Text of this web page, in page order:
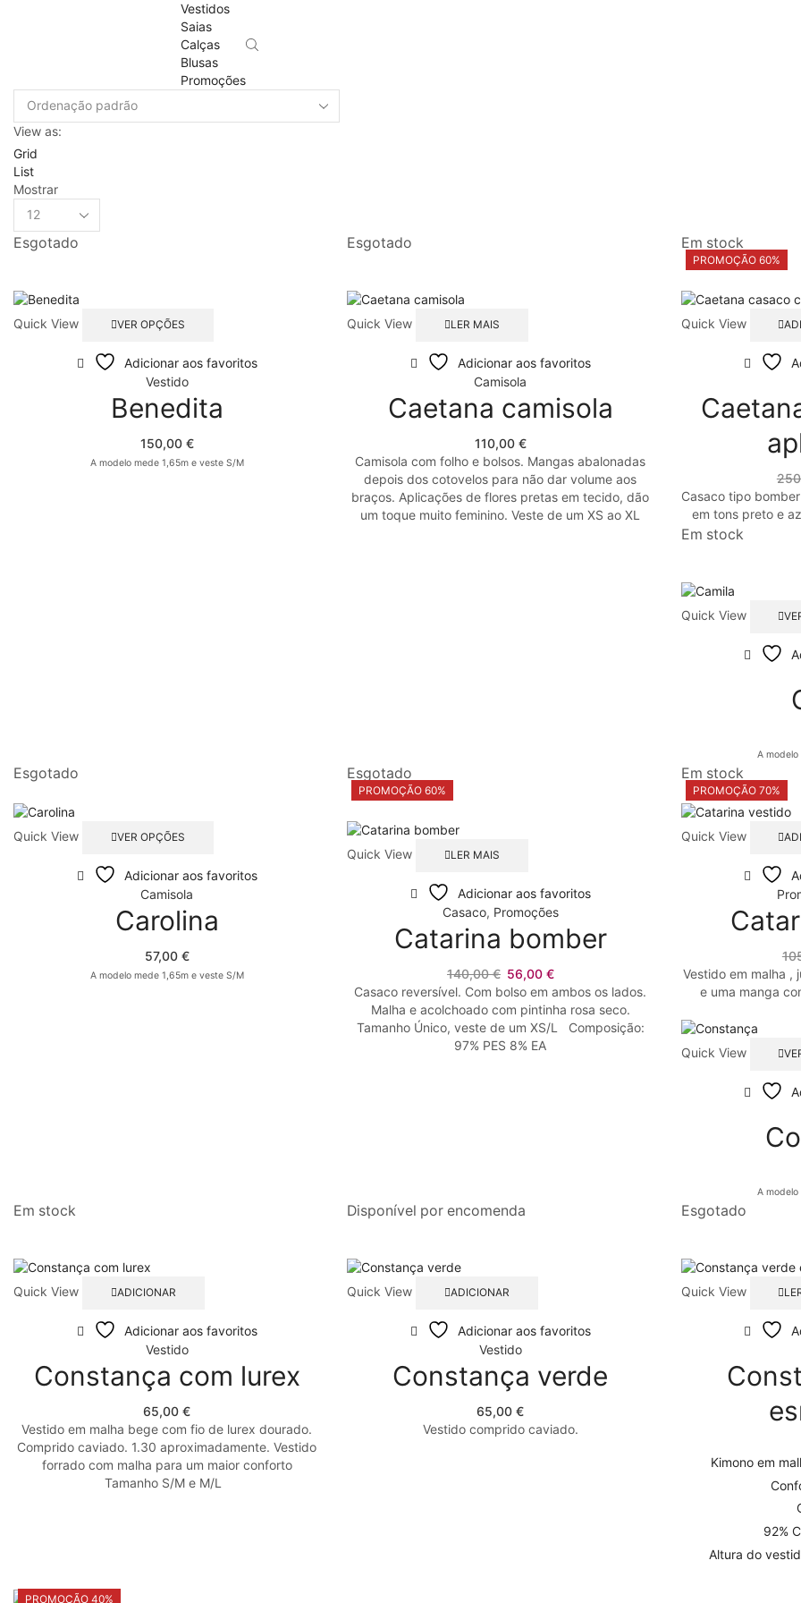
Vestidos
Saias
Calças
Blusas
Promoções
View as:
Grid
List
Mostrar
Products
per
page
Esgotado
Quick View VER OPÇÕES
multiple
The
options
be
Adicionar aos favoritos
Vestido
Benedita
150,00 €
A modelo mede 1,65m e veste S/M
Esgotado
Quick View LER MAIS
Adicionar aos favoritos
Camisola
Caetana camisola
110,00 €
Camisola com folho e bolsos. Mangas abalonadas
depois dos cotovelos para não dar volume aos
braços. Aplicações de flores pretas em tecido, dão
um toque muito feminino. Veste de um XS ao XL
Em stock
PROMOÇÃO 60%
Quick View
Casaco tipo
em tons preto e
Em stock
Quick View
A
Esgotado
Quick View VER OPÇÕES
multiple
The
be
Adicionar aos favoritos
Camisola
Carolina
57,00 €
A modelo mede 1,65m e veste S/M
Esgotado
PROMOÇÃO 60%
Quick View LER MAIS
Adicionar aos favoritos
Casaco, Promoções
Catarina bomber
140,00€ O
preço
original
era:
140,00 €.
56,00 €O
preço
atual
é:
Casaco reversível. Com bolso em ambos os lados.
Malha e acolchoado com pintinha rosa seco.
Tamanho Único, veste de um XS/L Composição:
97% PES 8% EA
Em stock
PROMOÇÃO 70%
Quick View
Vestido em malha ,
e uma manga
Quick View
A
Em stock
Quick View ADICIONAR
Adicionar aos favoritos
Vestido
Constança com lurex
65,00€
Vestido em malha bege com fio de lurex dourado.
Comprido caviado. 1.30 aproximadamente. Vestido
forrado com malha para um maior conforto
Tamanho S/M e M/L
Disponível por encomenda
Quick View ADICIONAR
Adicionar aos favoritos
Vestido
Constança verde
65,00€
Vestido comprido caviado.
Esgotado
Quick View
Kimono em
92%
Altura do
PROMOÇÃO 40%